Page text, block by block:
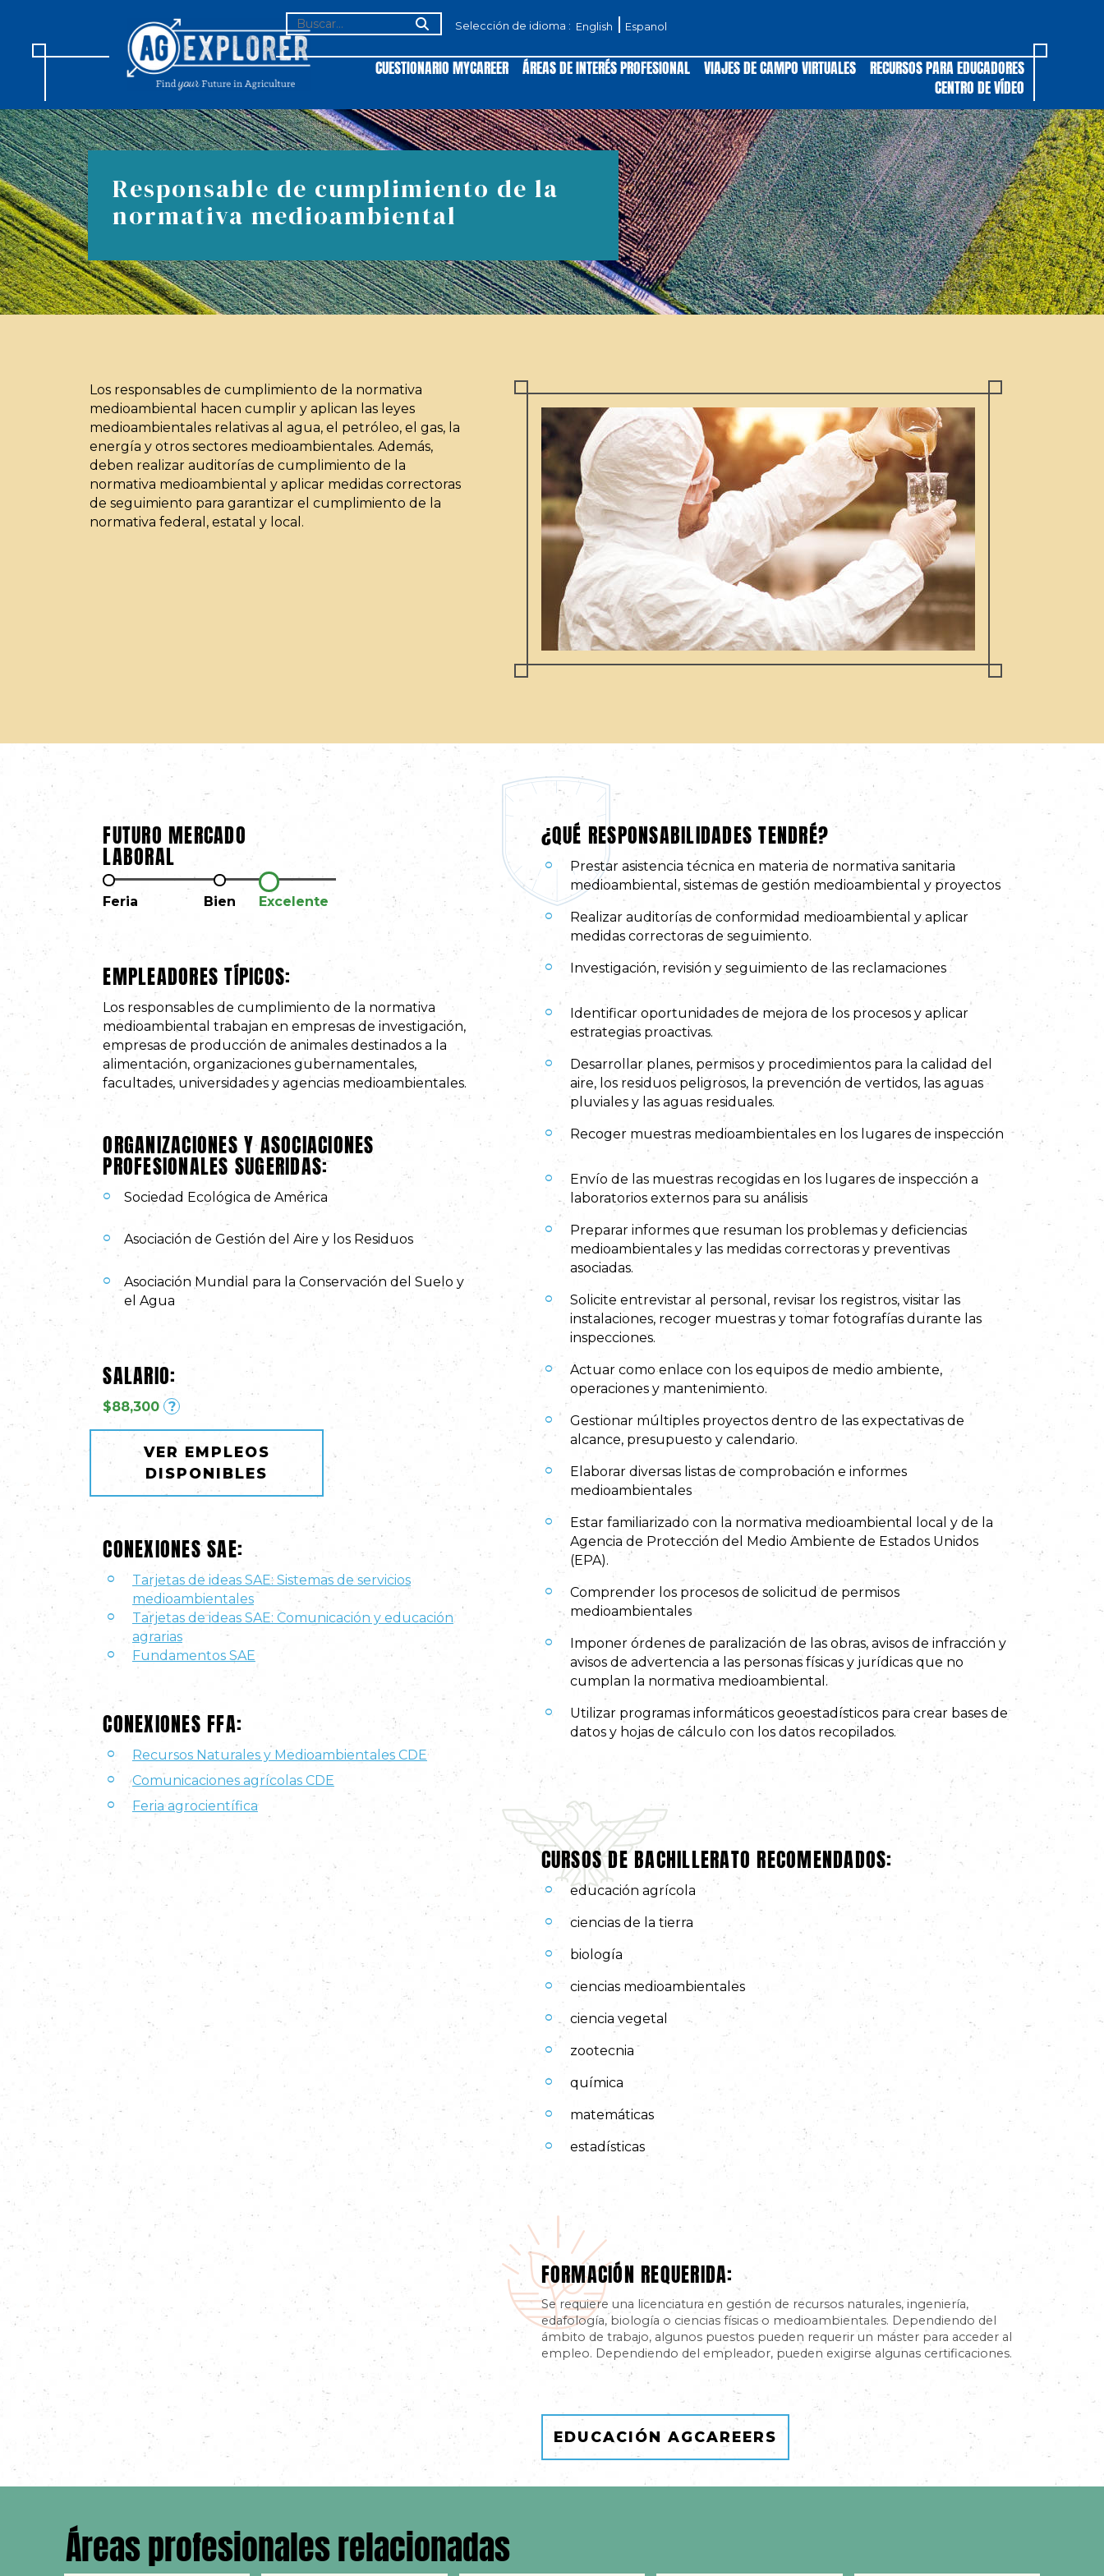
BUSCAR: Selección de idioma : English Espanol
CUESTIONARIO MYCAREER ÁREAS DE INTERÉS PROFESIONAL VIAJES DE CAMPO VIRTUALES RECURSOS PARA EDUCADORES
CENTRO DE VÍDEO
Responsable de cumplimiento de la
normativa medioambiental
Los responsables de cumplimiento de la normativa
medioambiental hacen cumplir y aplican las leyes
medioambientales relativas al agua, el petróleo, el gas, la
energía y otros sectores medioambientales. Además,
deben realizar auditorías de cumplimiento de la
normativa medioambiental y aplicar medidas correctoras
de seguimiento para garantizar el cumplimiento de la
normativa federal, estatal y local.
FUTURO MERCADO
LABORAL
Feria Bien Excelente
EMPLEADORES TÍPICOS:
Los responsables de cumplimiento de la normativa
medioambiental trabajan en empresas de investigación,
empresas de producción de animales destinados a la
alimentación, organizaciones gubernamentales,
facultades, universidades y agencias medioambientales.
ORGANIZACIONES Y ASOCIACIONES
PROFESIONALES SUGERIDAS:
Sociedad Ecológica de América
Asociación de Gestión del Aire y los Residuos
Asociación Mundial para la Conservación del Suelo y
el Agua
SALARIO:
$88,300 ?
VER EMPLEOS
DISPONIBLES
CONEXIONES SAE:
Tarjetas de ideas SAE: Sistemas de servicios
medioambientales
Tarjetas de ideas SAE: Comunicación y educación
agrarias
Fundamentos SAE
CONEXIONES FFA:
Recursos Naturales y Medioambientales CDE
Comunicaciones agrícolas CDE
Feria agrocientífica
¿QUÉ RESPONSABILIDADES TENDRÉ?
Prestar asistencia técnica en materia de normativa sanitaria
medioambiental, sistemas de gestión medioambiental y proyectos
Realizar auditorías de conformidad medioambiental y aplicar
medidas correctoras de seguimiento.
Investigación, revisión y seguimiento de las reclamaciones
Identificar oportunidades de mejora de los procesos y aplicar
estrategias proactivas.
Desarrollar planes, permisos y procedimientos para la calidad del
aire, los residuos peligrosos, la prevención de vertidos, las aguas
pluviales y las aguas residuales.
Recoger muestras medioambientales en los lugares de inspección
Envío de las muestras recogidas en los lugares de inspección a
laboratorios externos para su análisis
Preparar informes que resuman los problemas y deficiencias
medioambientales y las medidas correctoras y preventivas
asociadas.
Solicite entrevistar al personal, revisar los registros, visitar las
instalaciones, recoger muestras y tomar fotografías durante las
inspecciones.
Actuar como enlace con los equipos de medio ambiente,
operaciones y mantenimiento.
Gestionar múltiples proyectos dentro de las expectativas de
alcance, presupuesto y calendario.
Elaborar diversas listas de comprobación e informes
medioambientales
Estar familiarizado con la normativa medioambiental local y de la
Agencia de Protección del Medio Ambiente de Estados Unidos
(EPA).
Comprender los procesos de solicitud de permisos
medioambientales
Imponer órdenes de paralización de las obras, avisos de infracción y
avisos de advertencia a las personas físicas y jurídicas que no
cumplan la normativa medioambiental.
Utilizar programas informáticos geoestadísticos para crear bases de
datos y hojas de cálculo con los datos recopilados.
CURSOS DE BACHILLERATO RECOMENDADOS:
educación agrícola
ciencias de la tierra
biología
ciencias medioambientales
ciencia vegetal
zootecnia
química
matemáticas
estadísticas
FORMACIÓN REQUERIDA:
Se requiere una licenciatura en gestión de recursos naturales, ingeniería,
edafología, biología o ciencias físicas o medioambientales. Dependiendo del
ámbito de trabajo, algunos puestos pueden requerir un máster para acceder al
empleo. Dependiendo del empleador, pueden exigirse algunas certificaciones.
EDUCACIÓN AGCAREERS
Áreas profesionales relacionadas